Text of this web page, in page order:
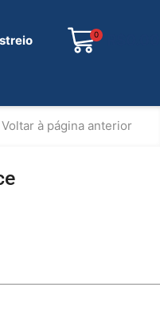
0
Voltar à página anterior